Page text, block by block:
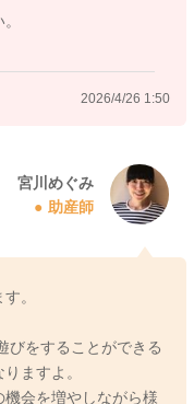
2026/4/26 1:50
宮川めぐみ
助産師
。
びをすることができる
ますよ。
会を増やしながら様